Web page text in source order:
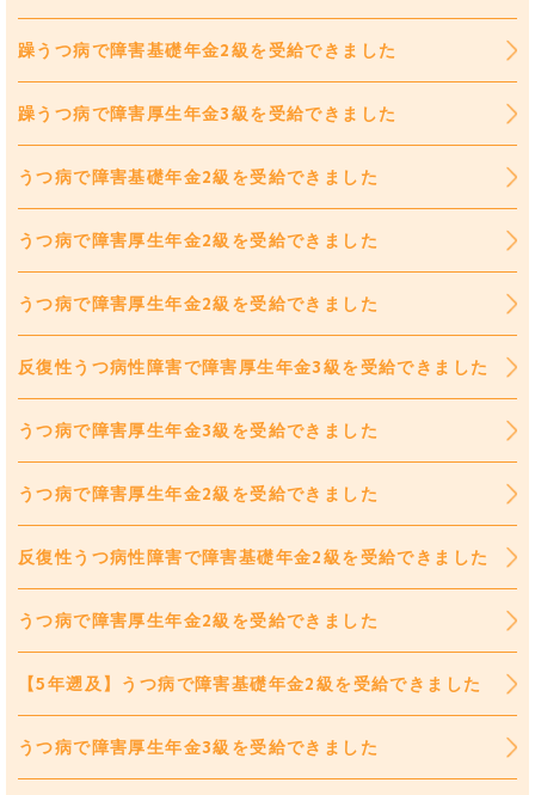
躁うつ病で障害基礎年金2級を受給できました
躁うつ病で障害厚生年金3級を受給できました
うつ病で障害基礎年金2級を受給できました
うつ病で障害厚生年金2級を受給できました
うつ病で障害厚生年金2級を受給できました
反復性うつ病性障害で障害厚生年金3級を受給できました
うつ病で障害厚生年金3級を受給できました
うつ病で障害厚生年金2級を受給できました
反復性うつ病性障害で障害基礎年金2級を受給できました
うつ病で障害厚生年金2級を受給できました
【5年遡及】うつ病で障害基礎年金2級を受給できました
うつ病で障害厚生年金3級を受給できました